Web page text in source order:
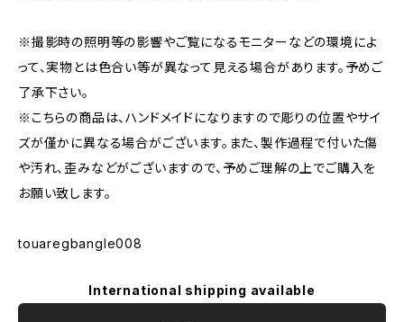
※撮影時の照明等の影響やご覧になるモニターなどの環境によ
って、実物とは色合い等が異なって見える場合があります。予めご
了承下さい。
※こちらの商品は、ハンドメイドになりますので彫りの位置やサイ
ズが僅かに異なる場合がございます。また、製作過程で付いた傷
や汚れ、歪みなどがございますので、予めご理解の上でご購入を
お願い致します。
touaregbangle008
International shipping available